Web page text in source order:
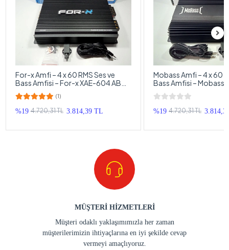
For-x Amfi – 4 x 60 RMS Ses ve
Bass Amfisi – For-x XAE-604 AB
Class Oto Anfi
(1)
%19 4.720,31 TL 3.814,39 TL
Mobass Amfi – 4 x 60
Bass Amfisi –
AB Class Oto Anfi
%19 4.720,31 TL
MÜŞTERİ HİZMETLERİ
Müşteri odaklı yaklaşımımızla her zaman
müşterilerimizin ihtiyaçlarına en iyi şekilde cevap
vermeyi amaçlıyoruz.